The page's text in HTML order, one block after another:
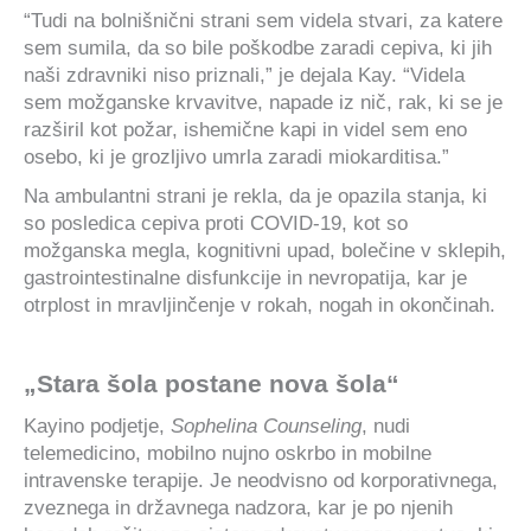
“Tudi na bolnišnični strani sem videla stvari, za katere
sem sumila, da so bile poškodbe zaradi cepiva, ki jih
naši zdravniki niso priznali,” je dejala Kay. “Videla
sem možganske krvavitve, napade iz nič, rak, ki se je
razširil kot požar, ishemične kapi in videl sem eno
osebo, ki je grozljivo umrla zaradi miokarditisa.”
Na ambulantni strani je rekla, da je opazila stanja, ki
so posledica cepiva proti COVID-19, kot so
možganska megla, kognitivni upad, bolečine v sklepih,
gastrointestinalne disfunkcije in nevropatija, kar je
otrplost in mravljinčenje v rokah, nogah in okončinah.
„Stara šola postane nova šola“
Kayino podjetje, Sophelina Counseling, nudi
telemedicino, mobilno nujno oskrbo in mobilne
intravenske terapije. Je neodvisno od korporativnega,
zveznega in državnega nadzora, kar je po njenih